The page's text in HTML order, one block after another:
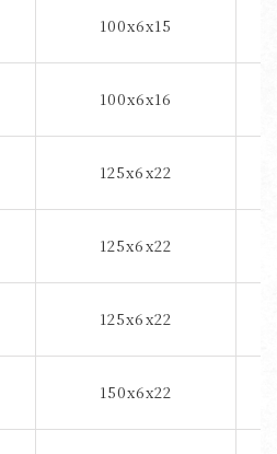
100x6x15
100x6x16
125x6x22
125x6x22
125x6x22
150x6x22